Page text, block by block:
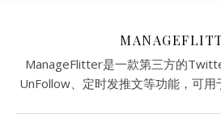
ManageFlitter是一款第三方的
UnFollow、定时发推文等功能，可用